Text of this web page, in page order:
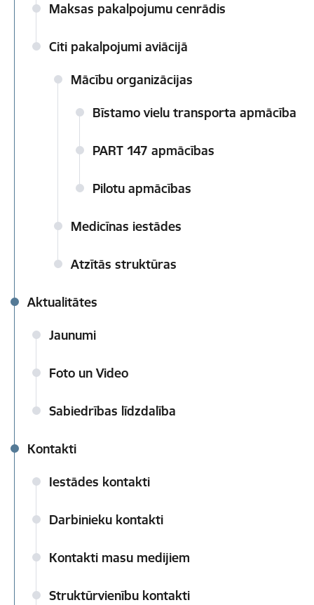
Maksas pakalpojumu cenrādis
Citi pakalpojumi aviācijā
Mācību organizācijas
Bīstamo vielu transporta apmācība
PART 147 apmācības
Pilotu apmācības
Medicīnas iestādes
Atzītās struktūras
Aktualitātes
Jaunumi
Foto un Video
Sabiedrības līdzdalība
Kontakti
Iestādes kontakti
Darbinieku kontakti
Kontakti masu medijiem
Struktūrvienību kontakti